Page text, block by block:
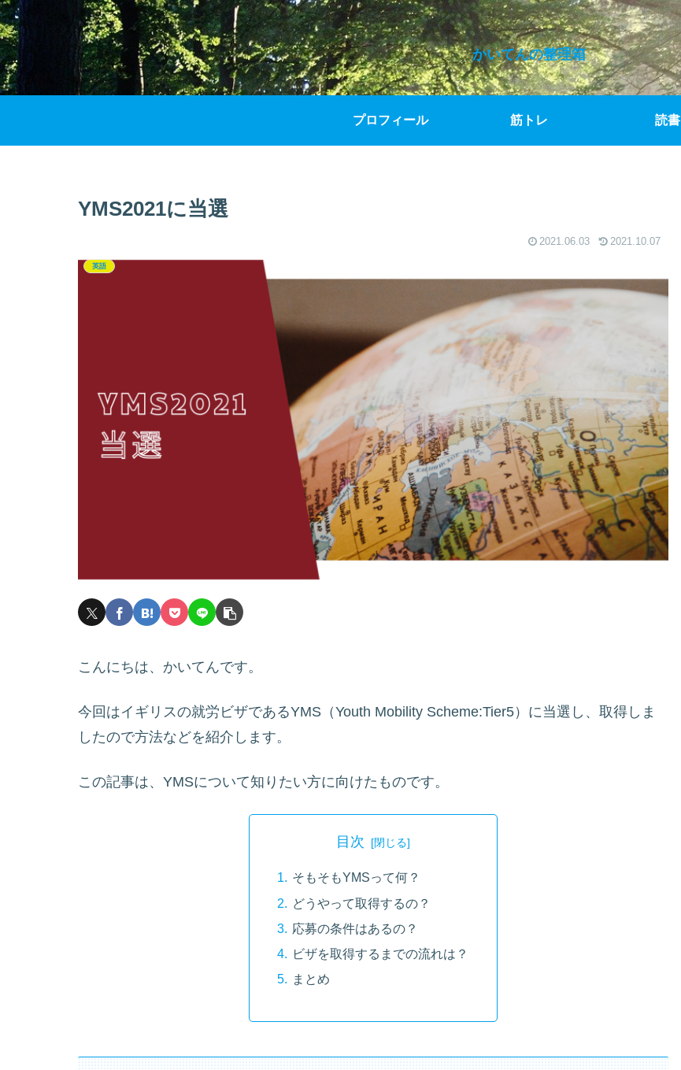
かいてんの整理箱
プロフィール 筋トレ 読書
YMS2021に当選
2021.06.03 2021.10.07
英語
こんにちは、かいてんです。
今回はイギリスの就労ビザであるYMS（Youth Mobility Scheme:Tier5）に当選し、取得しま
したので方法などを紹介します。
この記事は、YMSについて知りたい方に向けたものです。
目次
そもそもYMSって何？
どうやって取得するの？
応募の条件はあるの？
ビザを取得するまでの流れは？
まとめ